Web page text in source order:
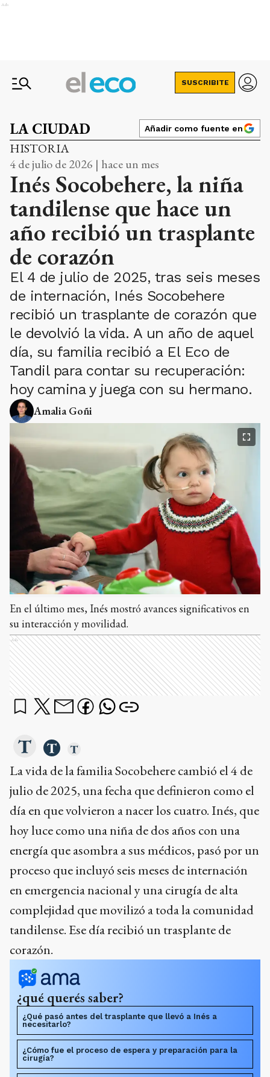
Ads
SUSCRIBITE
LA CIUDAD Añadir como fuente en
HISTORIA
4 de julio de 2026 | hace un mes
Inés Socobehere, la niña
tandilense que hace un
año recibió un trasplante
de corazón
El 4 de julio de 2025, tras seis meses
de internación, Inés Socobehere
recibió un trasplante de corazón que
le devolvió la vida. A un año de aquel
día, su familia recibió a El Eco de
Tandil para contar su recuperación:
hoy camina y juega con su hermano.
Amalia Goñi
En el último mes, Inés mostró avances significativos en
su interacción y movilidad.
Ads
La vida de la familia Socobehere cambió el 4 de
julio de 2025, una fecha que definieron como el
día en que volvieron a nacer los cuatro. Inés, que
hoy luce como una niña de dos años con una
energía que asombra a sus médicos, pasó por un
proceso que incluyó seis meses de internación
en emergencia nacional y una cirugía de alta
complejidad que movilizó a toda la comunidad
tandilense. Ese día recibió un trasplante de
corazón.
¿qué querés saber?
¿Qué pasó antes del trasplante que llevó a Inés a
necesitarlo?
¿Cómo fue el proceso de espera y preparación para la
cirugía?